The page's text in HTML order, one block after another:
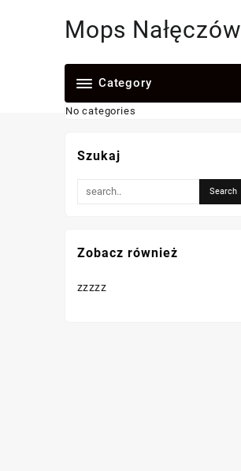
Mops Nałęczów
Category
No categories
Szukaj
Zobacz również
zzzzz